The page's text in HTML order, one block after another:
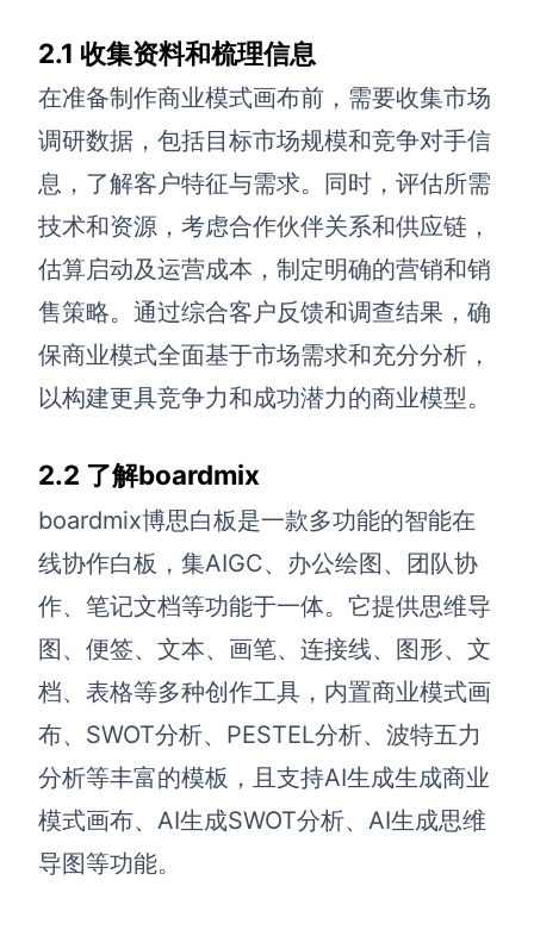
创意与绘图
AI生成鱼骨图
AI生成甘特图
AI生成组织结构图
战略与流程设计
AI生成商业画布
AI生成SWOT分析
AI生成时间管理四象限
AI生成价值链
数据分析与策略
AI生成用户画像
AI生成Smart分析
AI生成波士顿矩阵
AI生成波特五力模型
AI生成4P营销理论模型
AI生成竞品分析
AI生成安索夫矩阵
智能创作
AI生成PPT
AI生成图片
AI写作
AI对话
AI生成简历
2.1 收集资料和梳理信息
在准备制作商业模式画布前，需要收集市场
调研数据，包括目标市场规模和竞争对手信
息，了解客户特征与需求。同时，评估所需
技术和资源，考虑合作伙伴关系和供应链，
估算启动及运营成本，制定明确的营销和销
售策略。通过综合客户反馈和调查结果，确
保商业模式全面基于市场需求和充分分析，
以构建更具竞争力和成功潜力的商业模型。
2.2 了解boardmix
boardmix博思白板是一款多功能的智能在
线协作白板，集AIGC、办公绘图、团队协
作、笔记文档等功能于一体。它提供思维导
图、便签、文本、画笔、连接线、图形、文
档、表格等多种创作工具，内置商业模式画
布、SWOT分析、PESTEL分析、波特五力
分析等丰富的模板，且支持AI生成生成商业
模式画布、AI生成SWOT分析、AI生成思维
导图等功能。